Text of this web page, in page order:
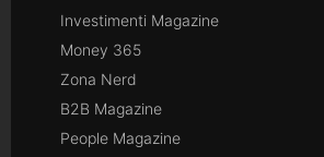
Investimenti Magazine
Money 365
Zona Nerd
B2B Magazine
People Magazine